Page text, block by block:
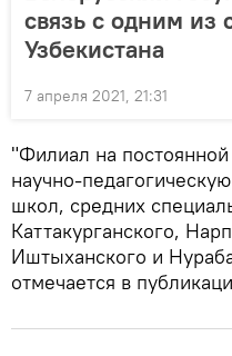
связь с одним из
Узбекистана
7 апреля 2021, 21:31
"Филиал на
научно-
школ, средних
Каттакурганского,
Иштыханского и
отмечается в